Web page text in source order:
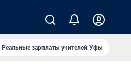
Реальные зарплаты учителей Уфы